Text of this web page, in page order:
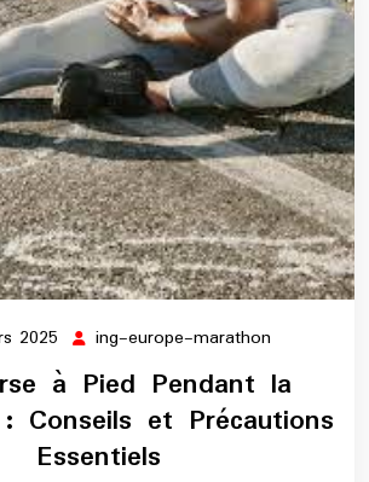
2025 12
mars
2025
ing-europe-marathon
europe-
marathon
à Pied Pendant la
Conseils et Précautions
Essentiels